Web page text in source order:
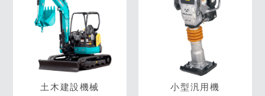
土木建設機械 小型汎用機